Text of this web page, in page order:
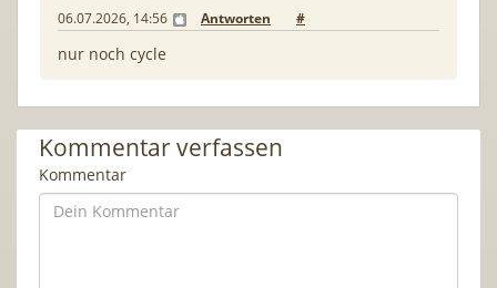
06.07.2026, 14:56 Antworten #
nur noch cycle
Kommentar verfassen
Kommentar